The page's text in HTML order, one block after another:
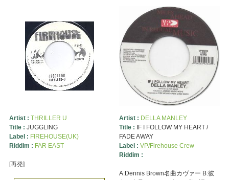
Artist : THRILLER U
Title : JUGGLING
Label : FIREHOUSE(UK)
Riddim : FAR EAST
[再発]
Artist : DELLA MANLEY
Title : IF I FOLLOW MY HEART /
FADE AWAY
Label : VP/Firehouse Crew
Riddim :
A:Dennis Brown名曲カヴァー B:彼